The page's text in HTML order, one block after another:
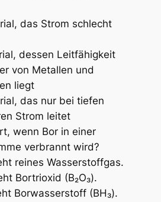
das Strom schlecht
dessen Leitfähigkeit
von Metallen und
liegt
das nur bei tiefen
Strom leitet
wenn Bor in einer
verbrannt wird?
reines Wasserstoffgas.
Bortrioxid (B₂O₃).
Borwasserstoff (BH₃).